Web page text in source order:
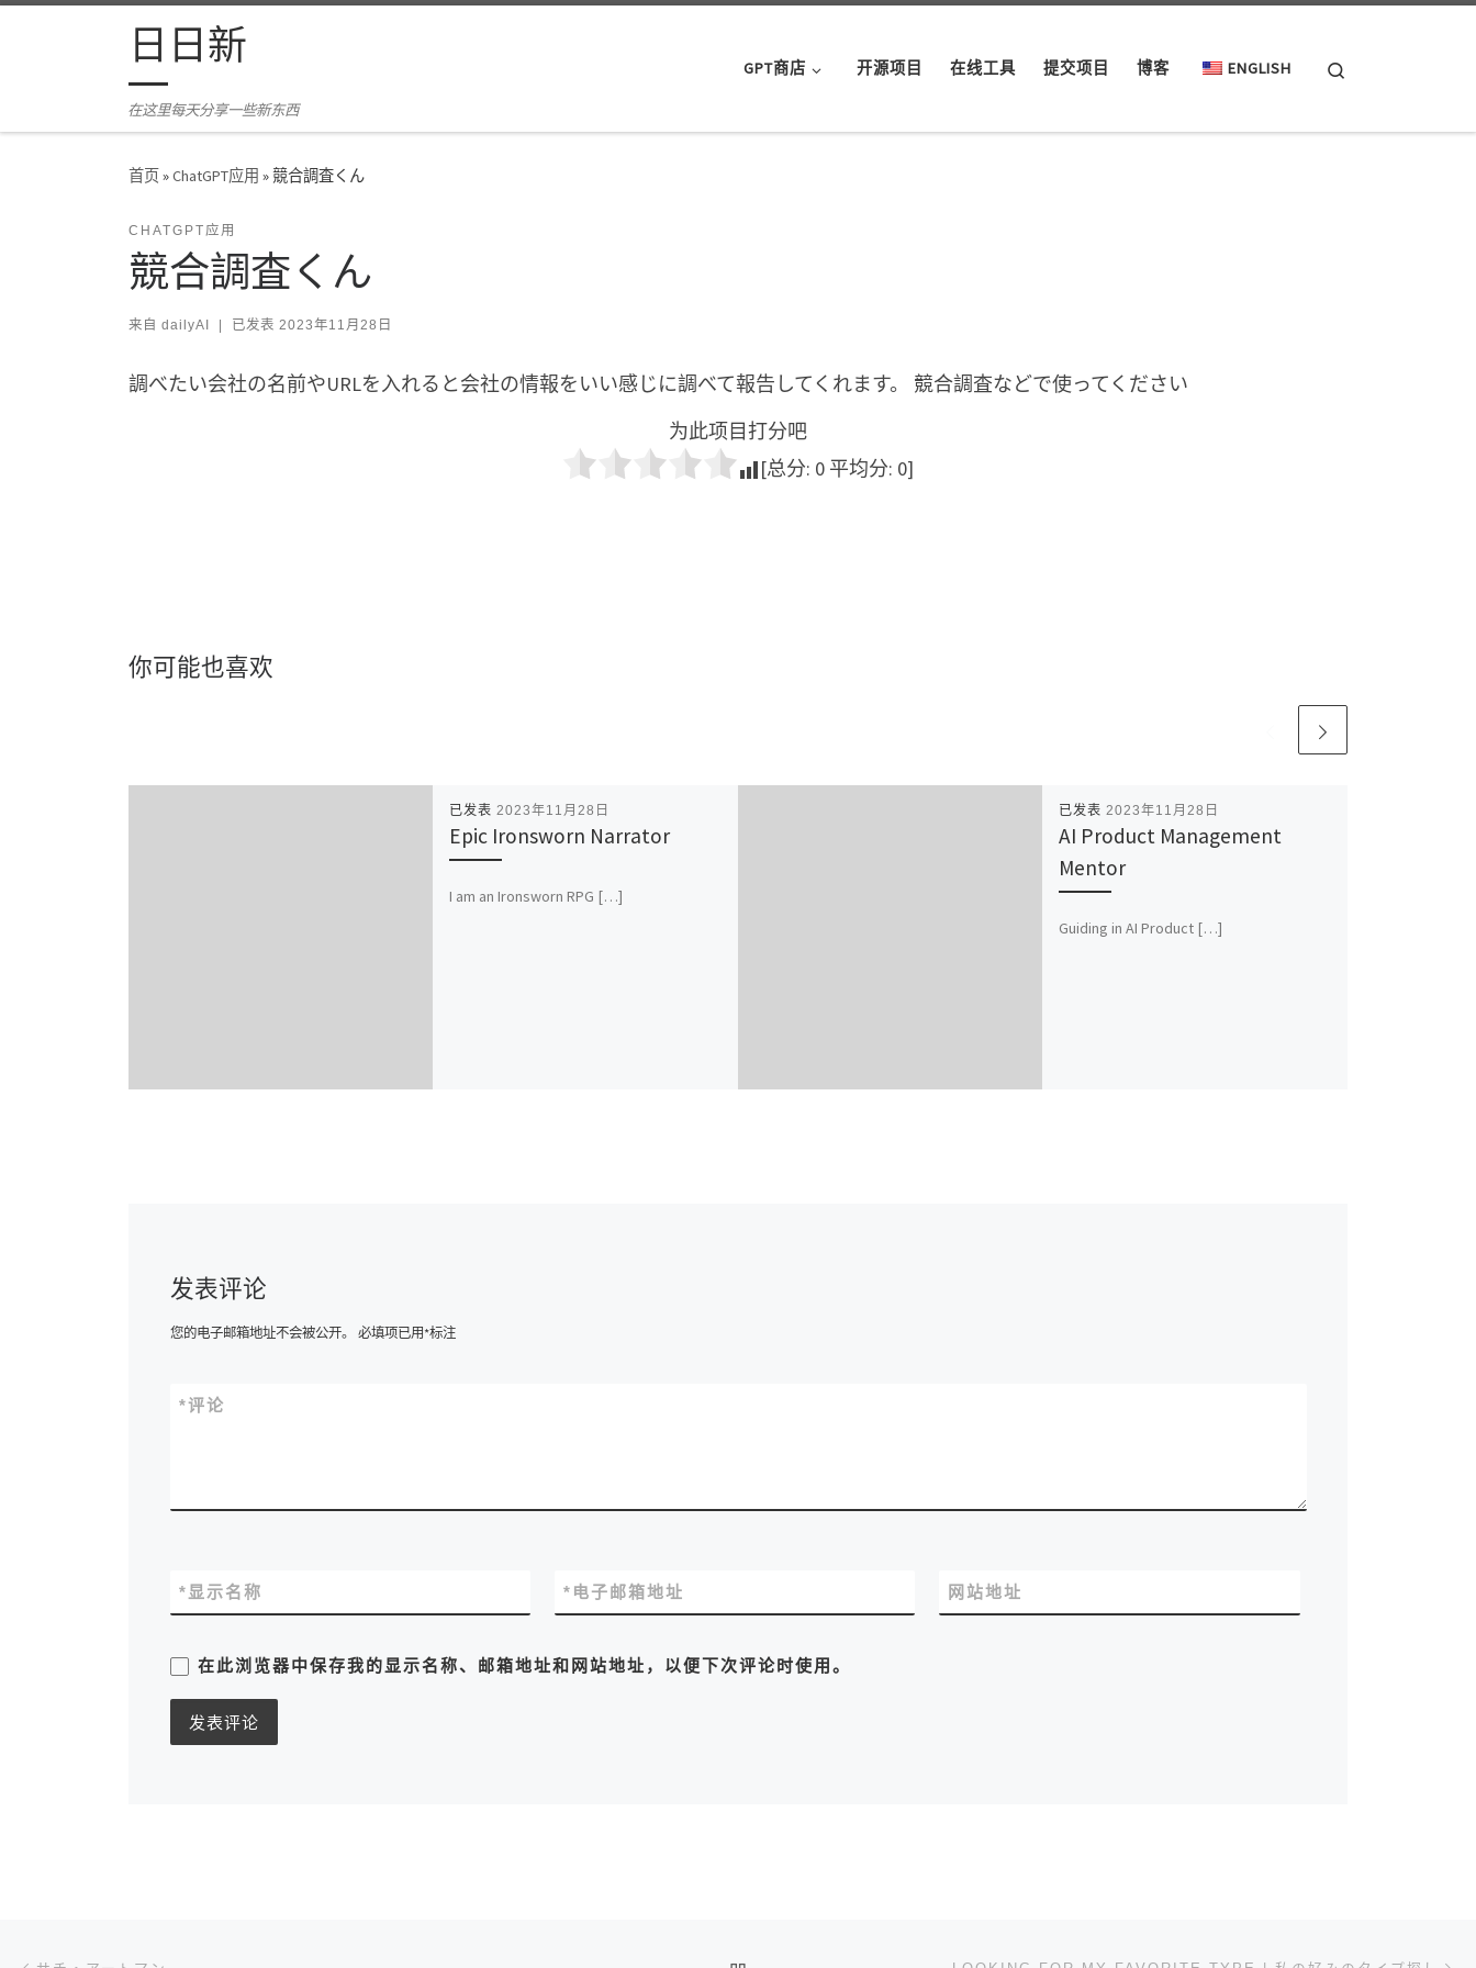
Skip to content日日新
在这里每天分享一些新东西
GPT商店 开源项目 在线工具 提交项目 博客 ENGLISH
首页»ChatGPT应用 »競合調査くん
CHATGPT应用
競合調査くん
来自 dailyAI 已发表 2023年11月28日
調べたい会社の名前やURLを入れると会社の情報をいい感じに調べて報告してくれます。 競合調査などで使ってください
为此项目打分吧
[总分: 0 平均分: 0]
你可能也喜欢
已发表 2023年11月28日
Epic Ironsworn Narrator
I am an Ironsworn RPG […]
已发表 2023年11月28日
AI Product Management
Mentor
Guiding in AI Product […]
发表评论
您的电子邮箱地址不会被公开。 必填项已用*标注
评论
*
显示名称
* 电子邮箱地址
* 网站地址
在此浏览器中保存我的显示名称、邮箱地址和网站地址，以便下次评论时使用。
文章导航